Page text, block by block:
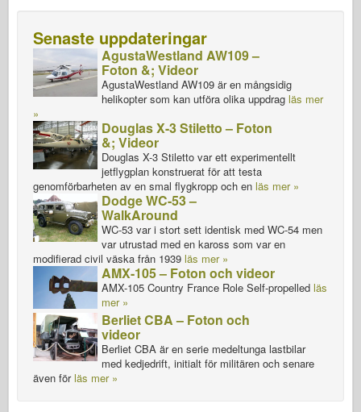
Senaste uppdateringar
AgustaWestland AW109 –
Foton &; Videor
AgustaWestland AW109 är en mångsidig
helikopter som kan utföra olika uppdrag läs mer
»
Douglas X-3 Stiletto – Foton
&; Videor
Douglas X-3 Stiletto var ett experimentellt
jetflygplan konstruerat för att testa
genomförbarheten av en smal flygkropp och en läs mer »
Dodge WC-53 –
WalkAround
WC-53 var i stort sett identisk med WC-54 men
var utrustad med en kaross som var en
modifierad civil väska från 1939 läs mer »
AMX-105 – Foton och videor
AMX-105 Country France Role Self-propelled läs
mer »
Berliet CBA – Foton och
videor
Berliet CBA är en serie medeltunga lastbilar
med kedjedrift, initialt för militären och senare
även förläs mer »